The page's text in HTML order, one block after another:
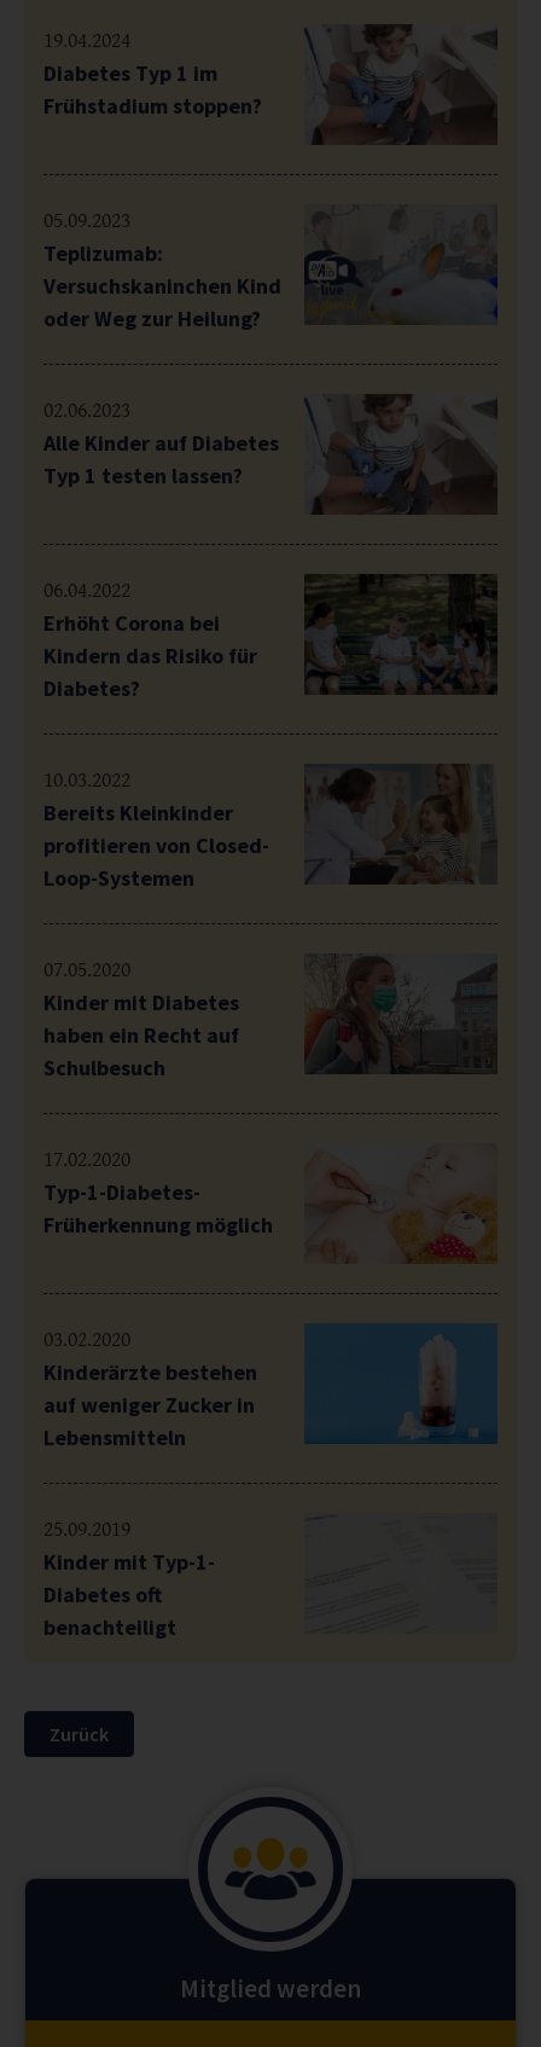
19.04.2024
Diabetes Typ 1 im
Frühstadium stoppen?
05.09.2023
Teplizumab:
Versuchskaninchen Kind
oder Weg zur Heilung?
02.06.2023
Alle Kinder auf Diabetes
Typ 1 testen lassen?
06.04.2022
Erhöht Corona bei
Kindern das Risiko für
Diabetes?
10.03.2022
Bereits Kleinkinder
profitieren von Closed-
Loop-Systemen
07.05.2020
Kinder mit Diabetes
haben ein Recht auf
Schulbesuch
17.02.2020
Typ-1-Diabetes-
Früherkennung möglich
03.02.2020
Kinderärzte bestehen
auf weniger Zucker in
Lebensmitteln
25.09.2019
Kinder mit Typ-1-
Diabetes oft
benachteiligt
Zurück
Mitglied werden